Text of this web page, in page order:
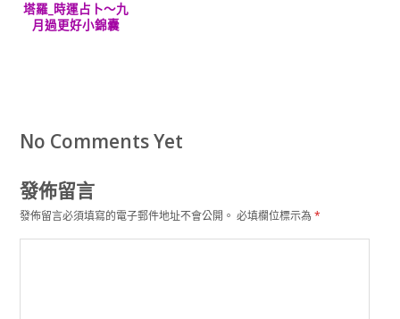
塔羅_時運占卜～九
月過更好小錦囊
No Comments Yet
發佈留言
發佈留言必須填寫的電子郵件地址不會公開。 必填欄位標示為*